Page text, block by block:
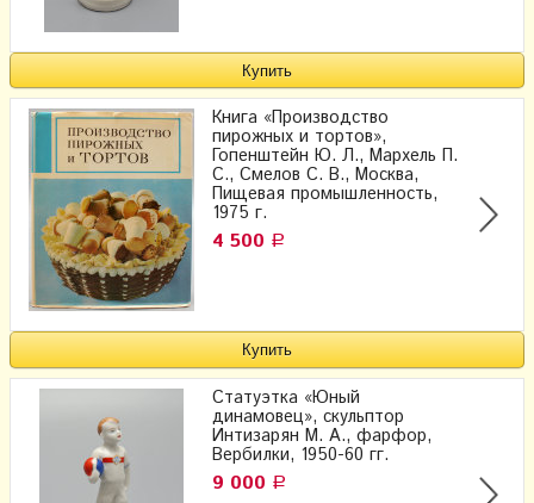
Книга «Производство
пирожных и тортов»,
Гопенштейн Ю. Л., Мархель П.
С., Смелов С. В., Москва,
Пищевая промышленность,
1975 г.
4 500 Р
Статуэтка «Юный
динамовец», скульптор
Интизарян​ М. А.​, фарфор,
Вербилки, 1950-60 гг.
9 000 Р